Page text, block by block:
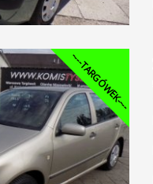
----TARGÓWEK----